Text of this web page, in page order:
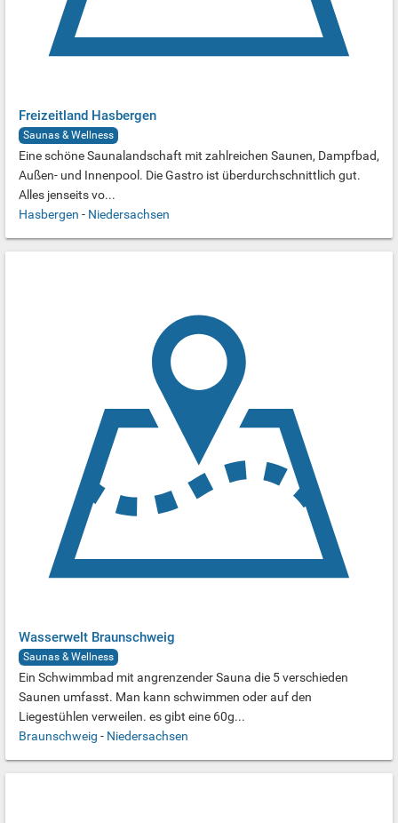
Freizeitland Hasbergen
Saunas & Wellness
Eine schöne Saunalandschaft mit zahlreichen Saunen, Dampfbad,
Außen- und Innenpool. Die Gastro ist überdurchschnittlich gut.
Alles jenseits vo...
Hasbergen - Niedersachsen
Wasserwelt Braunschweig
Saunas & Wellness
Ein Schwimmbad mit angrenzender Sauna die 5 verschieden
Saunen umfasst. Man kann schwimmen oder auf den
Liegestühlen verweilen. es gibt eine 60g...
Braunschweig - Niedersachsen